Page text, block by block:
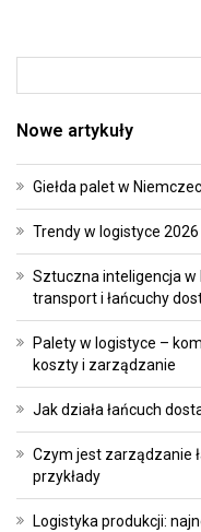
Nowe artykuły
Giełda palet w
Trendy w logistyce
Sztuczna inteligencja w
transport i łańcuchy
Palety w logistyce –
koszty i zarządzanie
Jak działa łańcuch
Czym jest zarządzanie
przykłady
Logistyka produkcji: